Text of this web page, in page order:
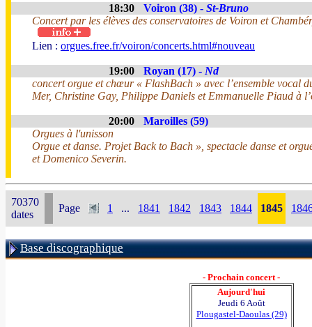
18:30 Voiron (38) - St-Bruno
Concert par les élèves des conservatoires de Voiron et
Lien : orgues.free.fr/voiron/concerts.html#nouveau
19:00 Royan (17) - Nd
concert orgue et chœur « FlashBach » avec l’ensemble vocal
Mer, Christine Gay, Philippe Daniels et Emmanuelle Piaud à
20:00
Maroilles (59)
Orgues à l'unisson
Orgue et danse. Projet Back to Bach », spectacle danse et
et Domenico Severin.
70370
dates
Page 1 ... 1841 1842 1843 1844 1845
Base discographique
- Prochain concert -
Aujourd'hui
Jeudi 6 Août
Plougastel-Daoulas (29)